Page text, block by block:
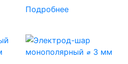
Подробнее